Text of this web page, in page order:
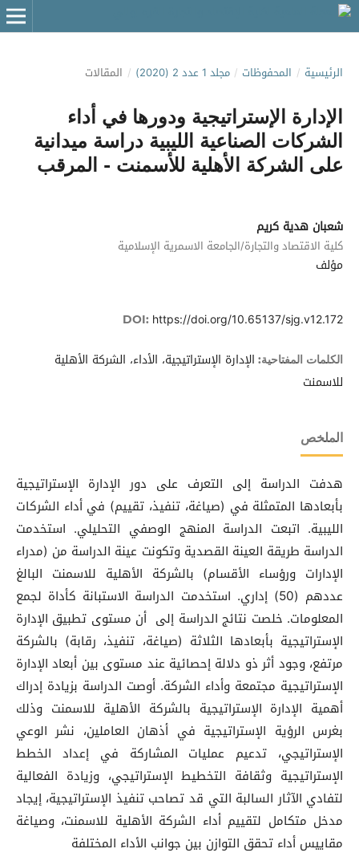
الرئيسية / المحفوظات / مجلد 1 عدد 2 (2020) / المقالات
الإدارة الإستراتيجية ودورها في أداء
الشركات الصناعية الليبية دراسة ميدانية
على الشركة الأهلية للأسمنت - المرقب
شعبان هدية كريم
كلية الاقتصاد والتجارة/الجامعة الاسمرية الإسلامية
مؤلف
DOI: https://doi.org/10.65137/sjg.v12.172
الكلمات المفتاحية: الإدارة الإستراتيجية، الأداء، الشركة الأهلية
للاسمنت
الملخص
هدفت الدراسة إلى التعرف على دور الإدارة الإستراتيجية
بأبعادها المتمثلة في (صياغة، تنفيذ، تقييم) في أداء الشركات
الليبية. اتبعت الدراسة المنهج الوصفي التحليلي. استخدمت
الدراسة طريقة العينة القصدية وتكونت عينة الدراسة من (مدراء
الإدارات ورؤساء الأقسام) بالشركة الأهلية للاسمنت البالغ
عددهم (50) إداري. استخدمت الدراسة الاستبانة كأداة لجمع
المعلومات. خلصت نتائج الدراسة إلى أن مستوى تطبيق الإدارة
الإستراتيجية بأبعادها الثلاثة (صياغة، تنفيذ، رقابة) بالشركة
مرتفع، وجود أثر ذو دلالة إحصائية عند مستوى بين أبعاد الإدارة
الإستراتيجية مجتمعة وأداء الشركة. أوصت الدراسة بزيادة إدراك
أهمية الإدارة الإستراتيجية بالشركة الأهلية للاسمنت وذلك
بغرس الرؤية الإستراتيجية في أذهان العاملين، نشر الوعي
الإستراتيجي، تدعيم عمليات المشاركة في إعداد الخطط
الإستراتيجية وثقافة التخطيط الإستراتيجي، وزيادة الفعالية
لتفادي الآثار السالبة التي قد تصاحب تنفيذ الإستراتيجية، إيجاد
مدخل متكامل لتقييم أداء الشركة الأهلية للاسمنت، وصياغة
مقاييس أداء تحقق التوازن بين جوانب الأداء المختلفة